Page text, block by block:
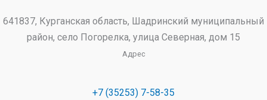
641837, Курганская область, Шадринский муниципальный
район, село Погорелка, улица Северная, дом 15
Адрес
+7 (35253) 7-58-35